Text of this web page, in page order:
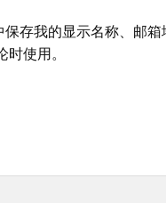
保存我的显示名称、邮
使用。